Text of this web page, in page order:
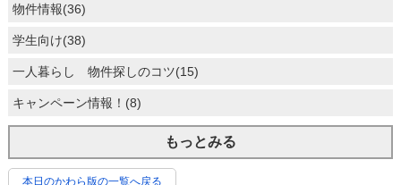
物件情報(36)
学生向け(38)
一人暮らし 物件探しのコツ(15)
キャンペーン情報！(8)
もっとみる
本日のかわら版の一覧へ戻る